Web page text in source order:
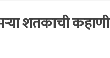
शतकाची कहाणी